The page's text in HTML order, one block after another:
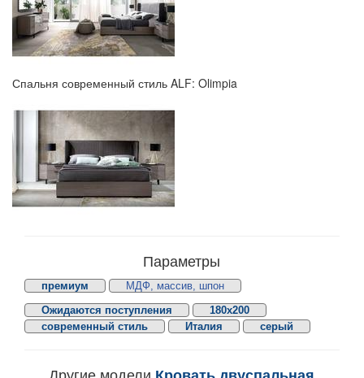
Спальня современный стиль ALF: Olimpia
Параметры
премиум
МДФ, массив, шпон
Ожидаются поступления
180х200
современный стиль
Италия серый